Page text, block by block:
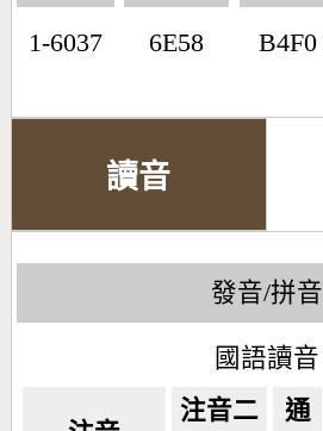
1-6037 6E58 B4F0
讀音
發音/拼音
國語讀音
注音二 通